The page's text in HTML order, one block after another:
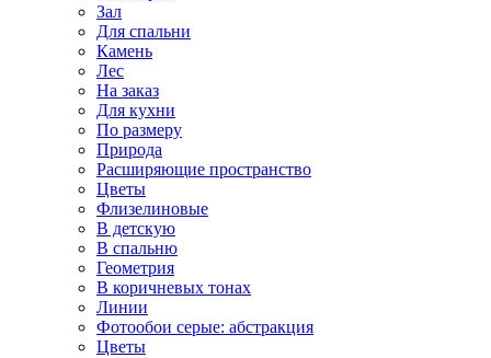
Зал
Для спальни
Камень
Лес
На заказ
Для кухни
По размеру
Природа
Расширяющие пространство
Цветы
Флизелиновые
В детскую
В спальню
Геометрия
В коричневых тонах
Линии
Фотообои серые: абстракция
Цветы